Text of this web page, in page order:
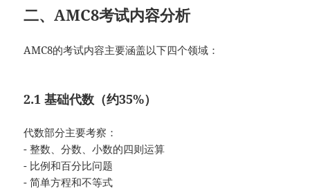
二、AMC8考试内容分析
AMC8的考试内容主要涵盖以下四个领域：
2.1 基础代数（约35%）
代数部分主要考察：
- 整数、分数、小数的四则运算
- 比例和百分比问题
- 简单方程和不等式